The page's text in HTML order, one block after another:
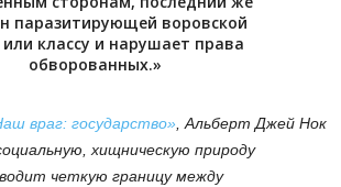
паразитирующей воровской
или классу и нарушает права
обворованных.»
враг: государство» , Альберт Джей Нок
хищническую природу
четкую границу между